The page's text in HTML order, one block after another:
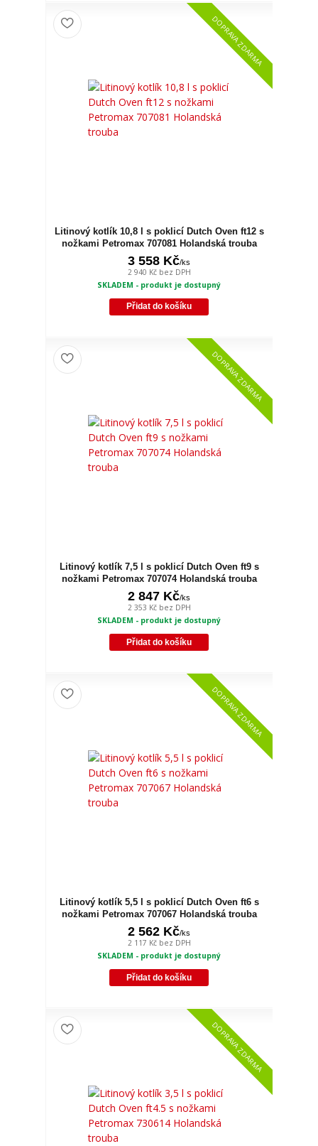
DOPRAVA ZDARMA
Litinový kotlík 10,8 l s poklicí Dutch Oven ft12 s
nožkami Petromax 707081 Holandská trouba
3 558 Kč/ks
2 940 Kč bez DPH
SKLADEM - produkt je dostupný
Přidat do košíku
DOPRAVA ZDARMA
Litinový kotlík 7,5 l s poklicí Dutch Oven ft9 s
nožkami Petromax 707074 Holandská trouba
2 847 Kč/ks
2 353 Kč bez DPH
SKLADEM - produkt je dostupný
Přidat do košíku
DOPRAVA ZDARMA
Litinový kotlík 5,5 l s poklicí Dutch Oven ft6 s
nožkami Petromax 707067 Holandská trouba
2 562 Kč/ks
2 117 Kč bez DPH
SKLADEM - produkt je dostupný
Přidat do košíku
DOPRAVA ZDARMA